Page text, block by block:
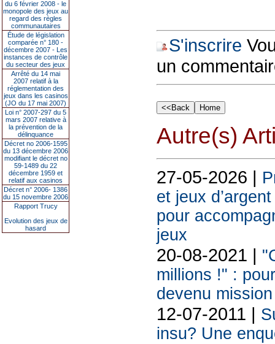
du 6 février 2008 - le
monopole des jeux au
regard des règles
communautaires
Étude de législation
comparée n° 180 -
décembre 2007 - Les
instances de contrôle
du secteur des jeux
Arrêté du 14 mai
2007 relatif à la
réglementation des
jeux dans les casinos
(JO du 17 mai 2007)
Loi n° 2007-297 du 5
mars 2007 relative à
la prévention de la
délinquance
Décret no 2006-1595
du 13 décembre 2006
modifiant le décret no
59-1489 du 22
décembre 1959 et
relatif aux casinos
Décret n° 2006- 1386
du 15 novembre 2006
Rapport Trucy
Evolution des jeux de
hasard
S'inscrire
un
Autre(s)
27-05-2026 |
et jeux
pour
jeux
20-08-2021 |
millions !" :
devenu
12-07-2011 |
insu? Une